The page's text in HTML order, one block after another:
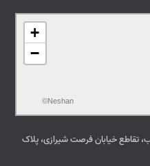
+
−
©Neshan
تقاطع خیابان فرصت شیرازی، پلاک